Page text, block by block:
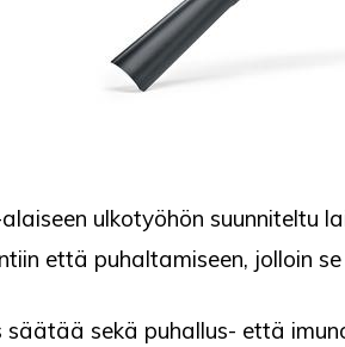
ulkotyöhön suunniteltu
että puhaltamiseen, jolloin
sekä puhallus- että